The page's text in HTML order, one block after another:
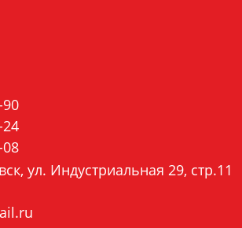
90
24
08
ул. Индустриальная 29, стр.11